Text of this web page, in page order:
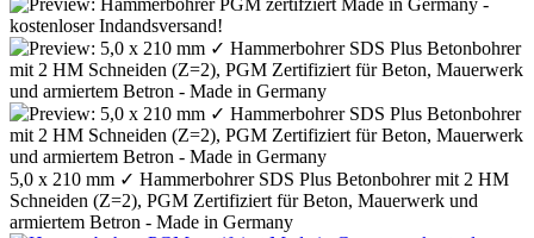
5,0 x 210 mm ✓ Hammerbohrer SDS Plus Betonbohrer mit 2 HM
Schneiden (Z=2), PGM Zertifiziert für Beton, Mauerwerk und
armiertem Betron - Made in Germany